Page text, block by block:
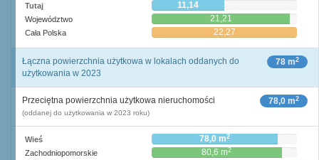
Tutaj 11,14
Województwo 21,21
Cała Polska 22,27
78 m2
Łączna powierzchnia użytkowa w lokalach oddanych do
użytkowania w 2023
78,0 m2
Przeciętna powierzchnia użytkowa nieruchomości
(oddanej do użytkowania w 2023 roku)
Wieś 78,0 m2
Zachodniopomorskie 80,6 m2